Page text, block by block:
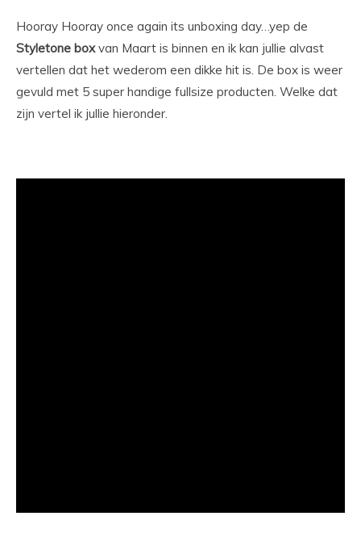
Hooray Hooray once again its unboxing day…yep de
Styletone boxvan Maart is binnen en ik kan jullie alvast
vertellen dat het wederom een dikke hit is. De box is weer
gevuld met 5 super handige fullsize producten. Welke dat
zijn vertel ik jullie hieronder.